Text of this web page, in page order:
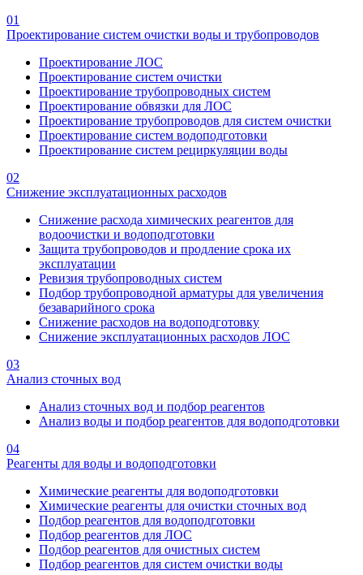
01
Проектирование систем очистки воды и трубопроводов
Проектирование ЛОС
Проектирование систем очистки
Проектирование трубопроводных систем
Проектирование обвязки для ЛОС
Проектирование трубопроводов для систем очистки
Проектирование систем водоподготовки
Проектирование систем рециркуляции воды
02
Снижение эксплуатационных расходов
Снижение расхода химических реагентов для
водоочистки и водоподготовки
Защита трубопроводов и продление срока их
эксплуатации
Ревизия трубопроводных систем
Подбор трубопроводной арматуры для увеличения
безаварийного срока
Снижение расходов на водоподготовку
Снижение эксплуатационных расходов ЛОС
03
Анализ сточных вод
Анализ сточных вод и подбор реагентов
Анализ воды и подбор реагентов для водоподготовки
04
Реагенты для воды и водоподготовки
Химические реагенты для водоподготовки
Химические реагенты для очистки сточных вод
Подбор реагентов для водоподготовки
Подбор реагентов для ЛОС
Подбор реагентов для очистных систем
Подбор реагентов для систем очистки воды